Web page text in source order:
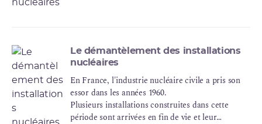
Le démantèlement des installations
nucléaires
En France, l'industrie nucléaire civile a pris son
essor dans les années 1960.
Plusieurs installations construites dans cette
période sont arrivées en fin de vie et leur